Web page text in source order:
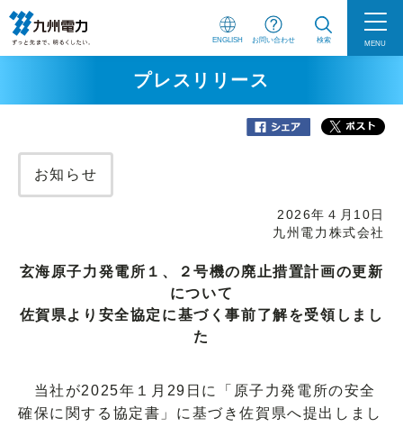
ENGLISH お問い合わせ 検索 MENU
プレスリリース
お知らせ
2026年４月10日
九州電力株式会社
玄海原子力発電所１、２号機の廃止措置計画の更新
について
佐賀県より安全協定に基づく事前了解を受領しまし
た
当社が2025年１月29日に「原子力発電所の安全
確保に関する協定書」に基づき佐賀県へ提出しまし